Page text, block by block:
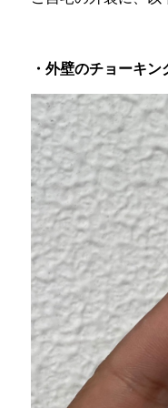
・外壁のチョーキン